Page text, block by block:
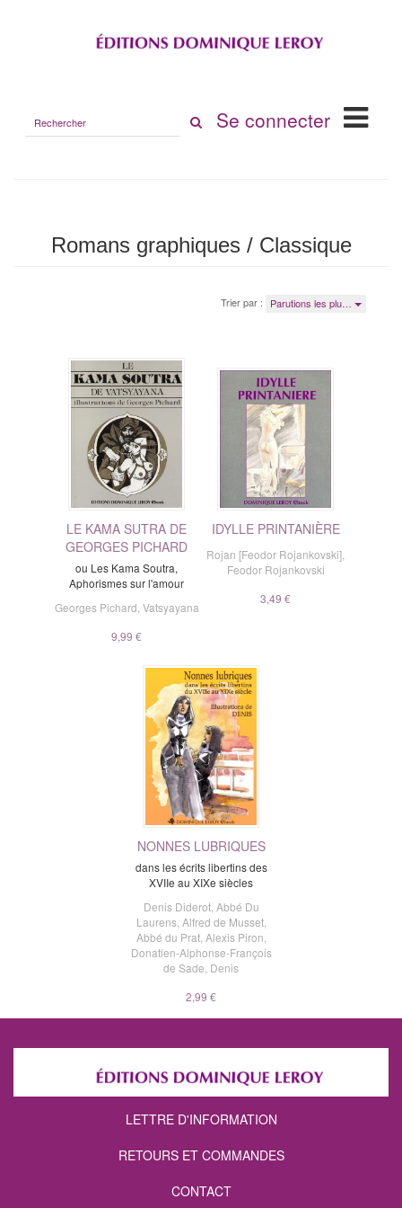
le
Se connecter
Romans graphiques / Classique
Trier par : Parutions les plu…
LE KAMA SUTRA DE
GEORGES PICHARD
ou Les Kama Soutra,
Aphorismes sur l'amour
Georges Pichard Vatsyayana
9,99 €
IDYLLE PRINTANIÈRE
Rojan [Feodor Rojankovski]
Feodor Rojankovski
3,49 €
NONNES LUBRIQUES
dans les écrits libertins des
XVIIe au XIXe siècles
Denis Diderot, Abbé Du
Laurens, Alfred de Musset,
Abbé du Prat, Alexis Piron
Donatien-Alphonse-François
de Sade Denis
2,99 €
LETTRE D'INFORMATION
RETOURS ET COMMANDES
CONTACT